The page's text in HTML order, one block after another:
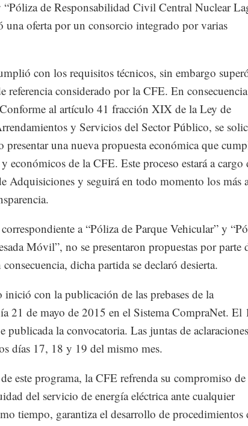
“Póliza de Responsabilidad Civil Central Nuclear
una oferta por un consorcio integrado por varias
con los requisitos técnicos, sin embargo
referencia considerado por la CFE. En
al artículo 41 fracción XIX de la Ley de
y Servicios del Sector Público, se
presentar una nueva propuesta económica que
económicos de la CFE. Este proceso estará a cargo
Adquisiciones y seguirá en todo momento los más
a “Póliza de Parque Vehicular” y
Móvil”, no se presentaron propuestas por parte
dicha partida se declaró desierta.
con la publicación de las prebases de la
21 de mayo de 2015 en el Sistema CompraNet. El
la convocatoria. Las juntas de
días 17, 18 y 19 del mismo mes.
este programa, la CFE refrenda su compromiso de
del servicio de energía eléctrica ante cualquier
tiempo, garantiza el desarrollo de procedimientos